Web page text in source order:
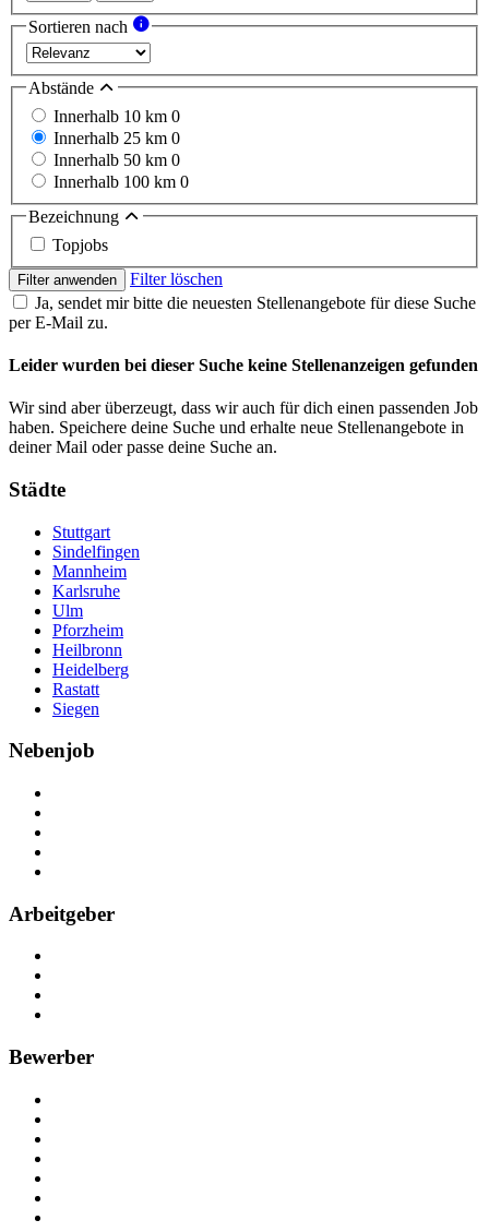
Sortieren nach
Abstände
Innerhalb 10 km 0
Innerhalb 25 km 0
Innerhalb 50 km 0
Innerhalb 100 km 0
Bezeichnung
Topjobs
Filter anwenden
Filter löschen
Ja, sendet mir bitte die neuesten Stellenangebote für diese Suche
per E-Mail zu.
Leider wurden bei dieser Suche keine Stellenanzeigen gefunden
Wir sind aber überzeugt, dass wir auch für dich einen passenden Job
haben. Speichere deine Suche und erhalte neue Stellenangebote in
deiner Mail oder passe deine Suche an.
Städte
Stuttgart
Sindelfingen
Mannheim
Karlsruhe
Ulm
Pforzheim
Heilbronn
Heidelberg
Rastatt
Siegen
Nebenjob
Arbeitgeber
Bewerber